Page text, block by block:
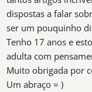
dispostas a falar
ser um pouquinho
Tenho 17 anos e
adulta com
Muito obrigada por
Um abraço = )